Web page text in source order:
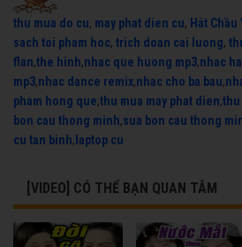
thu mua do cu, may phat dien cu, Hát Chầu
sach toi pham hoc, trich doan cai luong,
flan,the hinh,nhac que huong mp3,nhac
mp3,nhac dance remix,nhac cho ba bau,
pham hong que,thu mua may phat dien,thu
bon cau thong minh,sua bon cau thong
cu tan binh, laptop cu
[VIDEO] CÓ THỂ BẠN QUAN TÂM